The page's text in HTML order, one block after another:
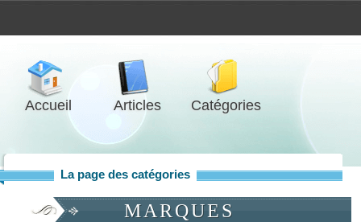
Accueil Articles Catégories
La page des catégories
MARQUES